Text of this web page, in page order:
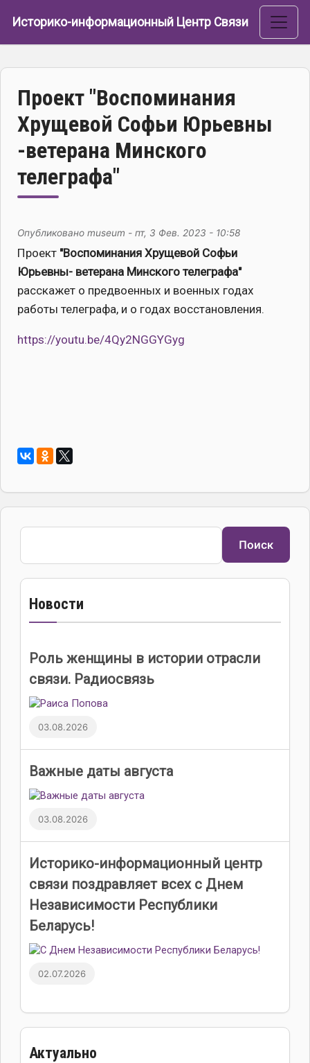
Историко-информационный Центр Связи
Проект "Воспоминания
Хрущевой Софьи Юрьевны
-ветерана Минского
телеграфа"
Опубликовано museum - пт, 3 Фев. 2023 - 10:58
Проект "Воспоминания Хрущевой Софьи
Юрьевны- ветерана Минского телеграфа"
расскажет о предвоенных и военных годах
работы телеграфа, и о годах восстановления.
https://youtu.be/4Qy2NGGYGyg
Поиск
Поиск
Новости
Роль женщины в истории отрасли
связи. Радиосвязь
03.08.2026
Важные даты августа
03.08.2026
Историко-информационный центр
связи поздравляет всех с Днем
Независимости Республики
Беларусь!
02.07.2026
Актуально